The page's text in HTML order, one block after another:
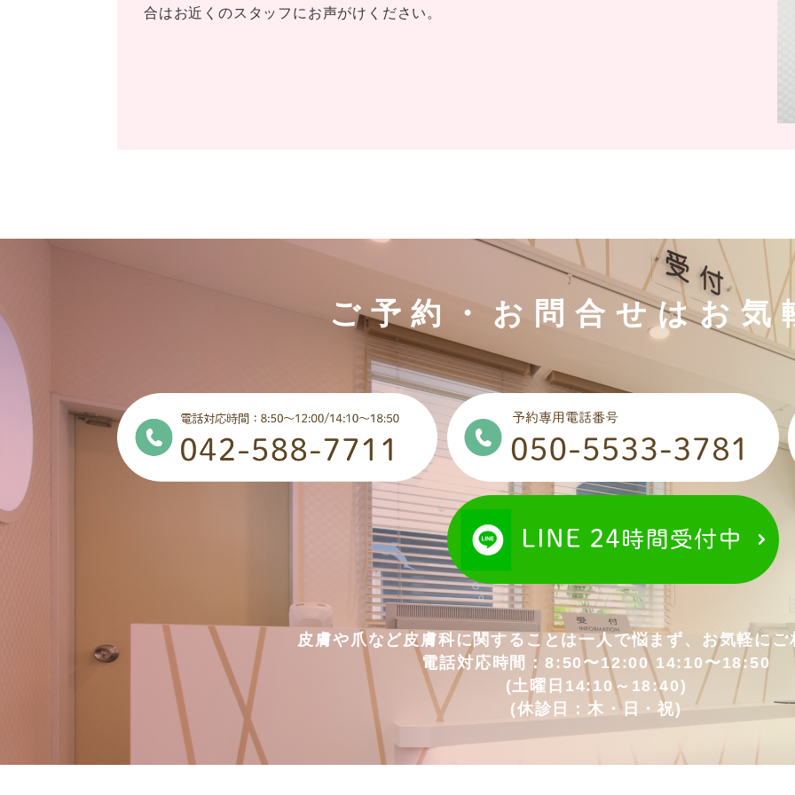
合はお近くのスタッフにお声がけください。
ご予約・お問合せはお気
皮膚や爪など皮膚科に関することは一人で悩まず、 お気軽にご
電話対応時間：8:50〜12:00 14:10〜18:50
(土曜日14:10～18:40)
(休診日：木・日・祝)